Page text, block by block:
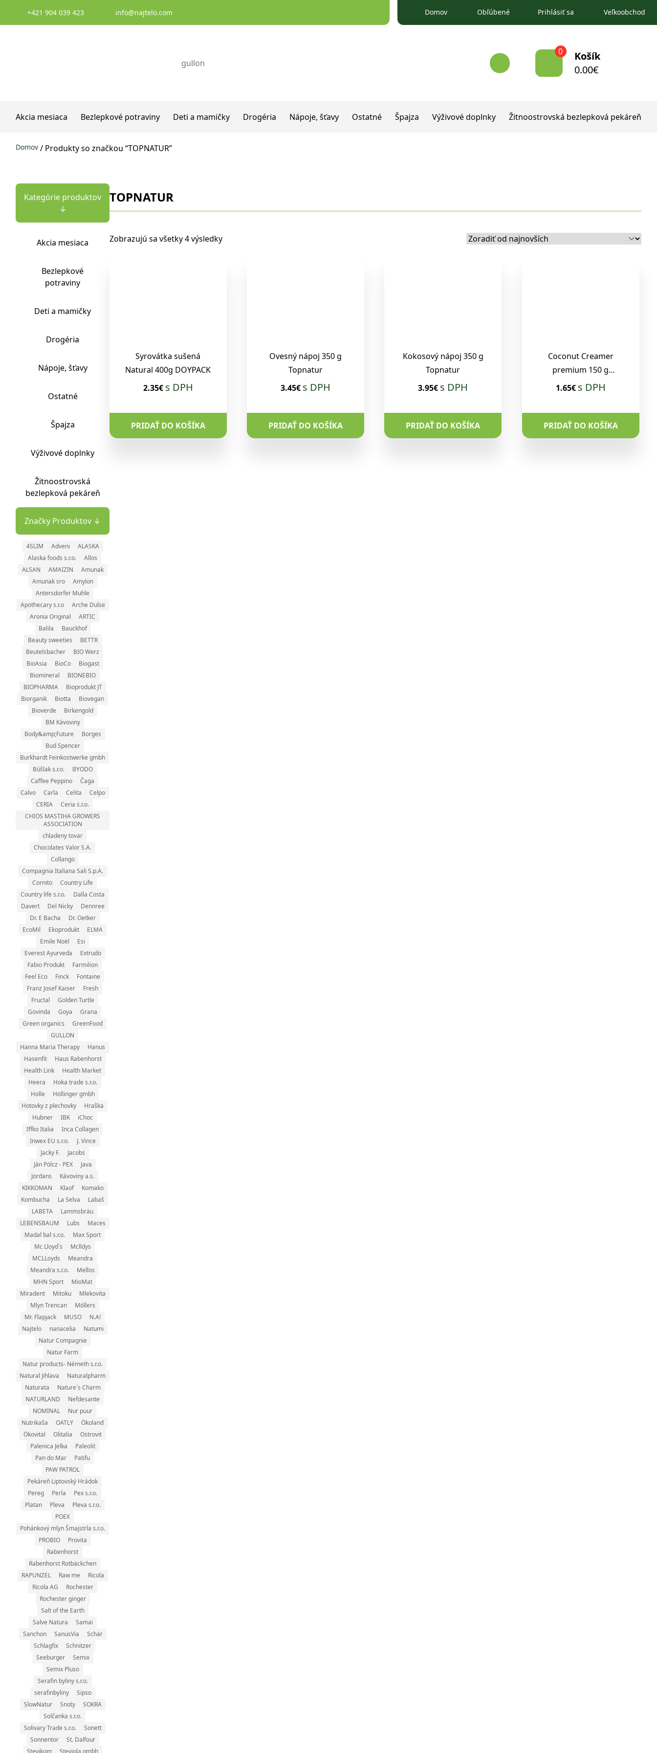
+421 904 039 423 info@najtelo.com Domov Obľúbené Prihlásiť sa Veľkoobchod
0
Košík
0.00€
Akcia mesiaca Bezlepkové potraviny Deti a mamičky Drogéria Nápoje, šťavy Ostatné Špajza Výživové doplnky Žitnoostrovská bezlepková pekáreň
Domov / Produkty so značkou “TOPNATUR”
Kategórie produktov
↓
Akcia mesiaca
Bezlepkové
potraviny
Deti a mamičky
Drogéria
Nápoje, šťavy
Ostatné
Špajza
Výživové doplnky
Žitnoostrovská
bezlepková pekáreň
Značky Produktov ↓
4SLIM Adveni
ALASKA
Alaska foods s.r.o.
Allos
ALSAN
AMAIZIN
Amunak
Amunak sro
Amylon
Antersdorfer Muhle
Apothecary s.r.o
Arche Dulse
Aronia Original
ARTIC
Balila
Bauckhof
Beauty sweeties
BETTR
Beutelsbacher
BIO Werz
BioAsia
BioCo
Biogast
Biomineral
BIONEBIO
BIOPHARMA
Bioprodukt JT
Biorganik
Biotta
Biovegan
Bioverde
Birkengold
BM Kávoviny
Body&amp;Future
Borges
Bud Spencer
Burkhardt Feinkostwerke gmbh
Búšlak s.r.o.
BYODO
Caffee Peppino
Čaga
Calvo
Carla Celita
Celpo
CERIA
Ceria s.r.o.
CHIOS MASTIHA GROWERS
ASSOCIATION
chladeny tovar
Chocolates Valor S.A.
Collango
Compagnia Italiana Sali S.p.A.
Cornito
Country Life
Country life s.r.o.
Dalla Costa
Davert
Del Nicky
Dennree
Dr. E Bacha
Dr. Oetker
EcoMil
Ekoprodukt
ELMA
Emile Noël
Esi
Everest Ayurveda
Extrudo
Fabio Produkt
Farmilion
Feel Eco
Finck
Fontaine
Franz Josef Kaiser
Fresh
Fructal
Golden Turtle
Govinda
Goya
Grana
Green organics
GreenFood
GULLON
Hanna Maria Therapy
Hanus
Hasenfit
Haus Rabenhorst
Health Link
Health Market
Heera
Hoka trade s.r.o.
Holle
Höllinger gmbh
Hotovky z plechovky
Hraška
Hubner
IBK
iChoc
Iffko Italia
Inca Collagen
Inwex EU s.r.o.
J. Vince
Jacky F.
Jacobs
Ján Pölcz - PEX
Java
Jordans
Kávoviny a.s.
KIKKOMAN
Klaof
Komako
Kombucha
La Selva
Labaš
LABETA
Lammsbräu
LEBENSBAUM
Lubs
Maces
Madal bal s.r.o.
Max Sport
Mc Lloyd´s
Mclldys
MCLLoyds
Meandra
Meandra s.r.o.
Mellos
MHN Sport
MioMat
Miradent
Mitoku
Mlekovita
Mlyn Trencan
Möllers
Mr. Flapjack
MUSO
N.A!
Najtelo
nanacelia
Natumi
Natur Compagnie
Natur Farm
Natur products- Németh s.r.o.
Natural Jihlava
Naturalpharm
Naturata
Nature´s Charm
NATURLAND
Nefdesante
NOMINAL
Nur puur
Nutrikaša
OATLY
Ökoland
Ökovital
Olitalia
Ostrovit
Palenica Jelka
Paleolit
Pan do Mar
Patifu
PAW PATROL
Pekáreň Liptovský Hrádok
Pereg
Perla
Pex s.r.o.
Platan
Pleva
Pleva s.r.o.
POEX
Pohánkový mlyn Šmajstrla s.r.o.
PROBIO
Provita
Rabenhorst
Rabenhorst Rotbäckchen
RAPUNZEL
Raw me
Ricola
Ricola AG
Rochester
Rochester ginger
Salt of the Earth
Salve Natura
Samai
Sanchon
SanusVia
Schär
Schlagfix
Schnitzer
Seeburger
Semix
Semix Pluso
Serafin byliny s.r.o.
serafinbyliny
Sipso
SlowNatur
Snoty
SOKRA
Solčanka s.r.o.
Solivary Trade s.r.o.
Sonett
Sonnentor
St. Dalfour
Stevikom
Steviola gmbh
TOPNATUR
Zobrazujú sa všetky 4 výsledky
Syrovátka sušená
Natural 400g DOYPACK
2.35€ s DPH
PRIDAŤ DO KOŠÍKA
Ovesný nápoj 350 g
Topnatur
3.45€ s DPH
PRIDAŤ DO KOŠÍKA
Kokosový nápoj 350 g
Topnatur
3.95€ s DPH
PRIDAŤ DO KOŠÍKA
Coconut Creamer
premium 150 g
Topnatur
1.65€ s DPH
PRIDAŤ DO KOŠÍKA